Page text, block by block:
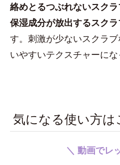
絡めとるつぶれないスク
保湿成分が放出するスク
す。刺激が少ないスクラ
いやすいテクスチャーにな
気になる使い方は
＼ 動画でレ